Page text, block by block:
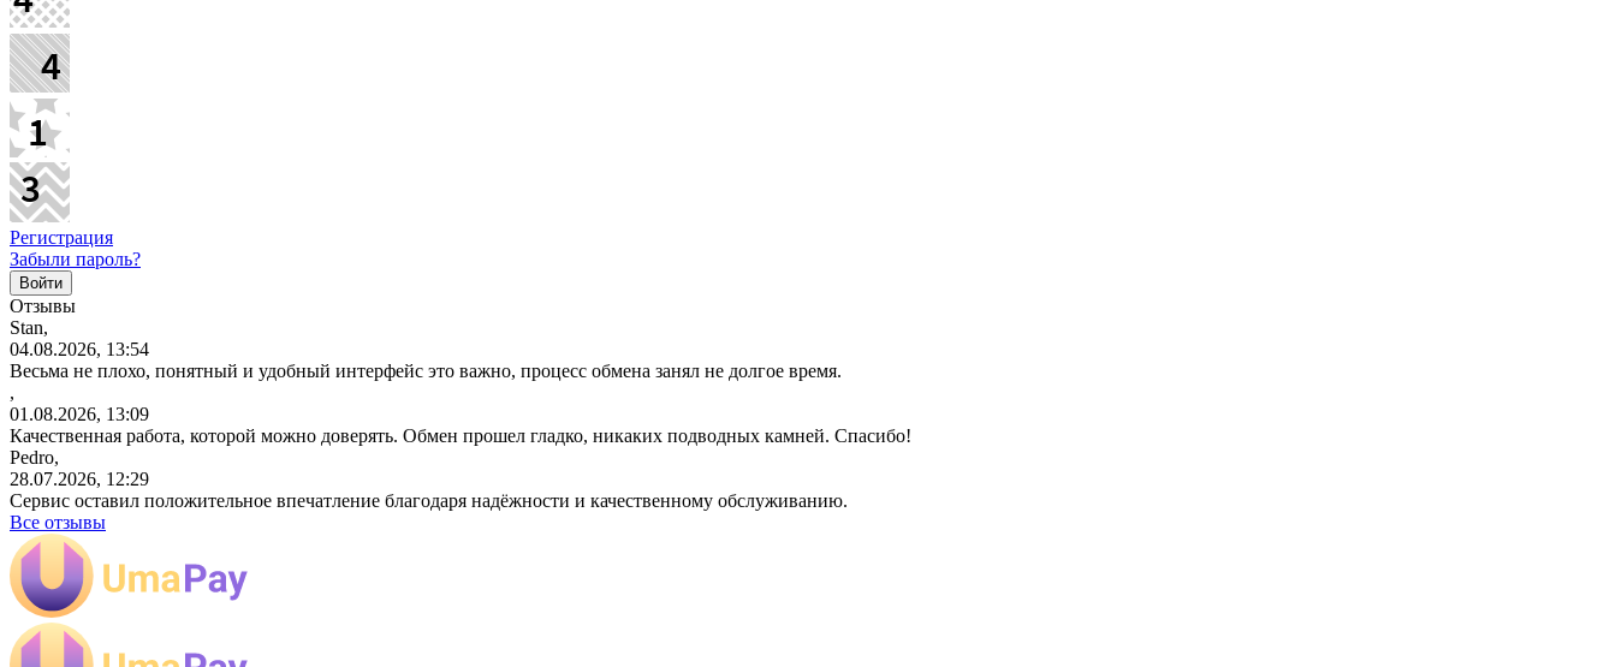
Регистрация
Забыли пароль?
Отзывы
Stan,
04.08.2026, 13:54
Весьма не плохо, понятный и удобный интерфейс это важно, процесс обмена занял не долгое время.
,
01.08.2026, 13:09
Качественная работа, которой можно доверять. Обмен прошел гладко, никаких подводных камней. Спасибо!
Pedro,
28.07.2026, 12:29
Сервис оставил положительное впечатление благодаря надёжности и качественному обслуживанию.
Все отзывы